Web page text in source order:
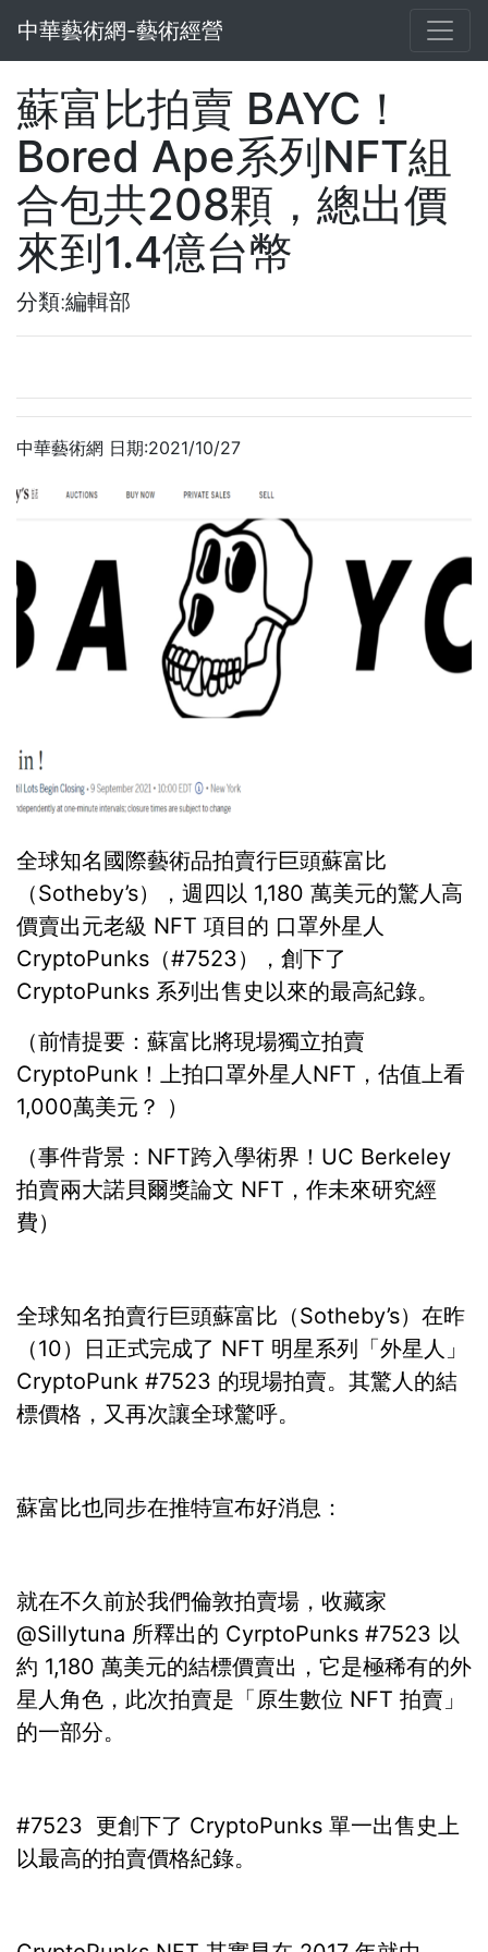
中華藝術網-藝術經營
蘇富比拍賣 BAYC！
Bored Ape系列NFT組
合包共208顆，總出價
來到1.4億台幣
分類:編輯部
中華藝術網 日期:2021/10/27
全球知名國際藝術品拍賣行巨頭蘇富比
（Sotheby’s），週四以 1,180 萬美元的驚人高
價賣出元老級 NFT 項目的 口罩外星人
CryptoPunks（#7523），創下了
CryptoPunks 系列出售史以來的最高紀錄。
（前情提要：蘇富比將現場獨立拍賣
CryptoPunk！上拍口罩外星人NFT，估值上看
1,000萬美元？ ）
（事件背景：NFT跨入學術界！UC Berkeley
拍賣兩大諾貝爾獎論文 NFT，作未來研究經
費）
全球知名拍賣行巨頭蘇富比（Sotheby’s）在昨
（10）日正式完成了 NFT 明星系列「外星人」
CryptoPunk #7523 的現場拍賣。其驚人的結
標價格，又再次讓全球驚呼。
蘇富比也同步在推特宣布好消息：
就在不久前於我們倫敦拍賣場，收藏家
@Sillytuna 所釋出的 CyrptoPunks #7523 以
約 1,180 萬美元的結標價賣出，它是極稀有的外
星人角色，此次拍賣是「原生數位 NFT 拍賣」
的一部分。
#7523 更創下了 CryptoPunks 單一出售史上
以最高的拍賣價格紀錄。